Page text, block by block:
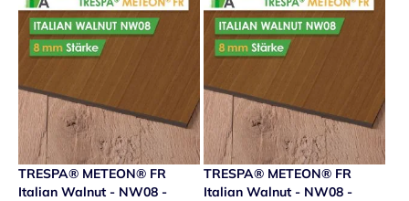
TRESPA® METEON® FR
Italian Walnut - NW08 -
TRESPA® METEON® FR
Italian Walnut - NW08 -